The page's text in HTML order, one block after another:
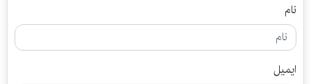
نام
ایمیل